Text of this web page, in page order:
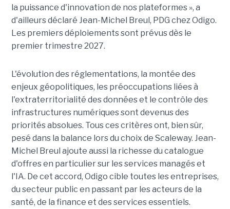
la puissance d'innovation de nos plateformes », a
d'ailleurs déclaré Jean-Michel Breul, PDG chez Odigo.
Les premiers déploiements sont prévus dès le
premier trimestre 2027.
L'évolution des réglementations, la montée des
enjeux géopolitiques, les préoccupations liées à
l'extraterritorialité des données et le contrôle des
infrastructures numériques sont devenus des
priorités absolues. Tous ces critères ont, bien sûr,
pesé dans la balance lors du choix de Scaleway. Jean-
Michel Breul ajoute aussi la richesse du catalogue
d'offres en particulier sur les services managés et
l'IA. De cet accord, Odigo cible toutes les entreprises,
du secteur public en passant par les acteurs de la
santé, de la finance et des services essentiels.